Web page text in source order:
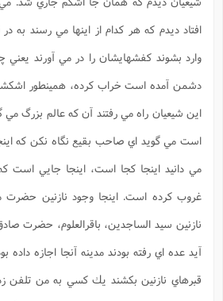
افتاد ديدم كه هر كدام از اينها مي رسند به
وارد بشوند كفشهايشان را در مي آورند يعني
دشمن آمده است خراب كرده، همينطور
اين شيعيان راه مي رفتند آن كه عالم بزرگ مي
است مي گويد اي صاحب بقيع نگاه نكن كه
مي دانيد اينجا كجا است، اينجا جايي است كه
غروب كرده است. اينجا وجود نازنين حضرت
نازنين سيد الساجدين، باقرالعلوم، حضرت
آيد عده اي رفته بودند مدينه آنجا اجازه داده
قبرهاي نازنين بكشند يك كسي به من تلفن زد